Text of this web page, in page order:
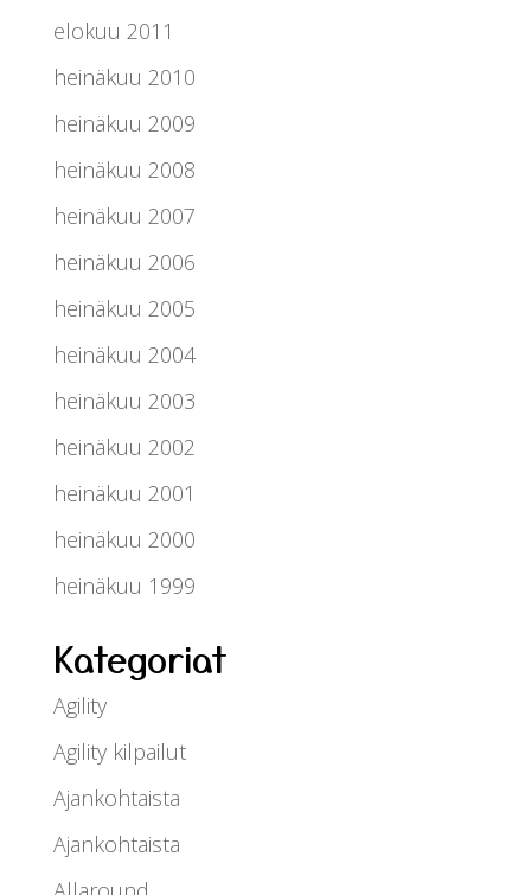
elokuu 2011
heinäkuu 2010
heinäkuu 2009
heinäkuu 2008
heinäkuu 2007
heinäkuu 2006
heinäkuu 2005
heinäkuu 2004
heinäkuu 2003
heinäkuu 2002
heinäkuu 2001
heinäkuu 2000
heinäkuu 1999
Kategoriat
Agility
Agility kilpailut
Ajankohtaista
Ajankohtaista